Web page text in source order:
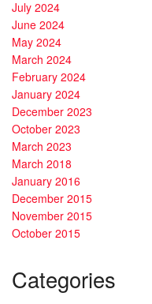
July 2024
June 2024
May 2024
March 2024
February 2024
January 2024
December 2023
October 2023
March 2023
March 2018
January 2016
December 2015
November 2015
October 2015
Categories